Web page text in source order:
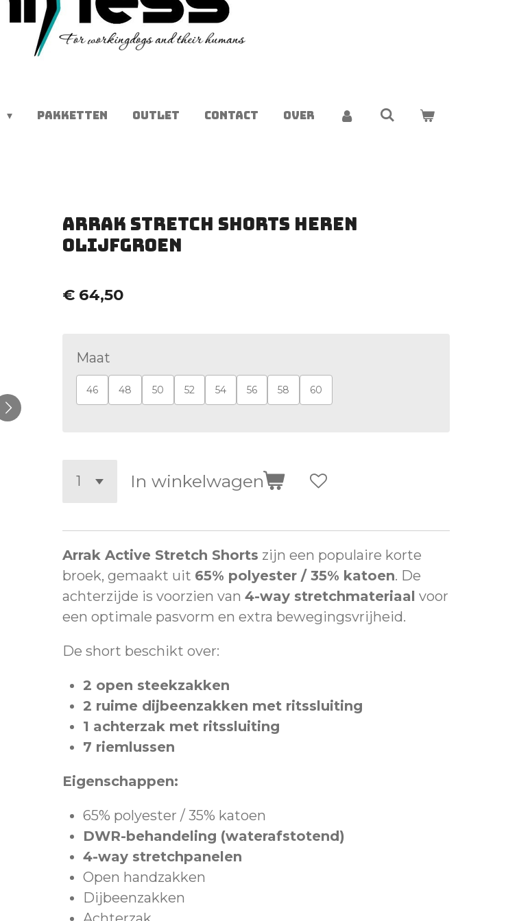
PAKKETTEN OUTLET CONTACT OVER
Arrak Stretch Shorts heren
olijfgroen
€ 64,50
Maat
46 48 50 52 54 56 58 60
In winkelwagen
Arrak Active Stretch Shorts zijn een populaire korte
broek, gemaakt uit 65% polyester / 35% katoen. De
achterzijde is voorzien van 4-way stretchmateriaal voor
een optimale pasvorm en extra bewegingsvrijheid.
De short beschikt over:
2 open steekzakken
2 ruime dijbeenzakken met ritssluiting
1 achterzak met ritssluiting
7 riemlussen
Eigenschappen:
65% polyester / 35% katoen
DWR-behandeling (waterafstotend)
4-way stretchpanelen
Open handzakken
Dijbeenzakken